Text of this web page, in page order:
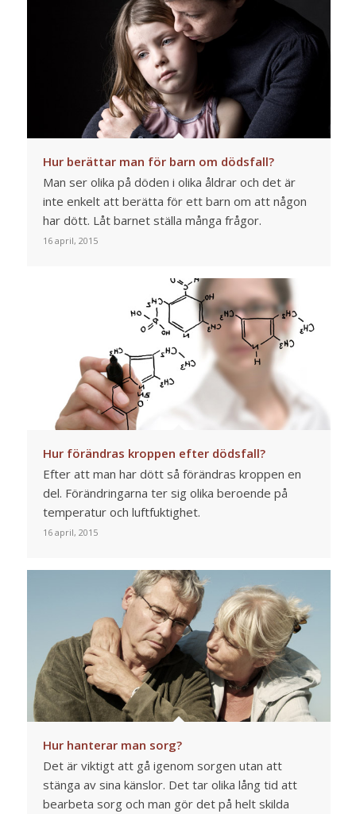
Hur berättar man för barn om dödsfall?
Man ser olika på döden i olika åldrar och det är
inte enkelt att berätta för ett barn om att någon
har dött. Låt barnet ställa många frågor.
16 april, 2015
Hur förändras kroppen efter dödsfall?
Efter att man har dött så förändras kroppen en
del. Förändringarna ter sig olika beroende på
temperatur och luftfuktighet.
16 april, 2015
Hur hanterar man sorg?
Det är viktigt att gå igenom sorgen utan att
stänga av sina känslor. Det tar olika lång tid att
bearbeta sorg och man gör det på helt skilda